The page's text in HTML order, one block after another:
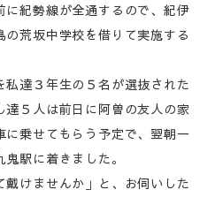
紀勢線が全通するので、紀伊
荒坂中学校を借りて実施する
達３年生の５名が選抜された
５人は前日に阿曽の友人の家
乗せてもらう予定で、翌朝一
駅に着きました。
けませんか」と、お伺いした